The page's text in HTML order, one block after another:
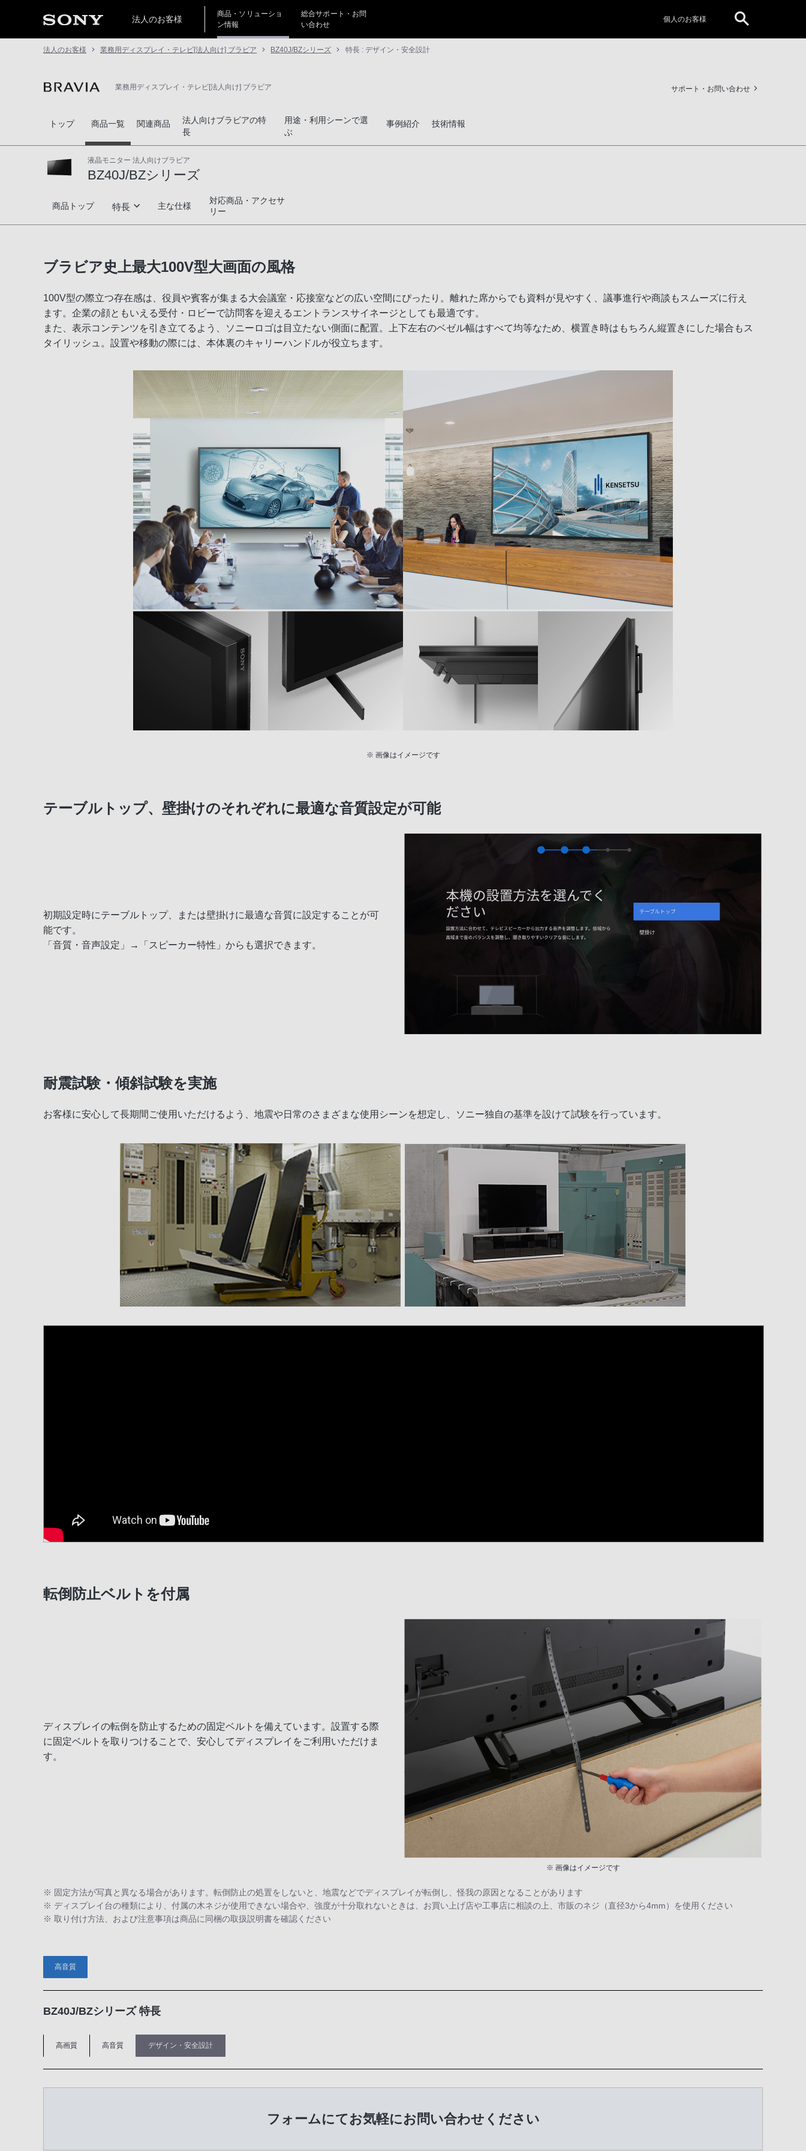
法人のお客様
商品・ソリューショ
ン情報
総合サポート・お問
い合わせ
個人のお客様
法人のお客様 業務用ディスプレイ・テレビ[法人向け] ブラビア BZ40J/BZシリーズ 特長 : デザイン・安全設計
業務用ディスプレイ・テレビ[法人向け] ブラビア サポート・お問い合わせ
トップ 商品一覧 関連商品
法人向けブラビアの特
長
用途・利用シーンで選
ぶ
事例紹介 技術情報
液晶モニター 法人向けブラビア
BZ40J/BZシリーズ
BZ40J/BZシリーズ
商品トップ 特長
高音質
デザイン・安全設計
主な仕様
対応商品・アクセサ
リー
ブラビア史上最大100V型大画面の風格
100V型の際立つ存在感は、役員や賓客が集まる大会議室・応接室などの広い空間にぴったり。離れた席からでも資料が見やすく、議事進行や商談もスムーズに行え
ます。企業の顔ともいえる受付・ロビーで訪問客を迎えるエントランスサイネージとしても最適です。
また、表示コンテンツを引き立てるよう、ソニーロゴは目立たない側面に配置。上下左右のベゼル幅はすべて均等なため、横置き時はもちろん縦置きにした場合もス
タイリッシュ。設置や移動の際には、本体裏のキャリーハンドルが役立ちます。
※ 画像はイメージです
テーブルトップ、壁掛けのそれぞれに最適な音質設定が可能
初期設定時にテーブルトップ、または壁掛けに最適な音質に設定することが可
能です。
「音質・音声設定」→「スピーカー特性」からも選択できます。
耐震試験・傾斜試験を実施
お客様に安心して長期間ご使用いただけるよう、地震や日常のさまざまな使用シーンを想定し、ソニー独自の基準を設けて試験を行っています。
転倒防止ベルトを付属
ディスプレイの転倒を防止するための固定ベルトを備えています。設置する際
に固定ベルトを取りつけることで、安心してディスプレイをご利用いただけま
す。
※ 画像はイメージです
※ 固定方法が写真と異なる場合があります。転倒防止の処置をしないと、地震などでディスプレイが転倒し、怪我の原因となることがあります
※ ディスプレイ台の種類により、付属の木ネジが使用できない場合や、強度が十分取れないときは、お買い上げ店や工事店に相談の上、市販のネジ（直径3から4mm）を使用ください
※ 取り付け方法、および注意事項は商品に同梱の取扱説明書を確認ください
高音質
BZ40J/BZシリーズ 特長
高画質 高音質 デザイン・安全設計
フォームにてお気軽にお問い合わせください